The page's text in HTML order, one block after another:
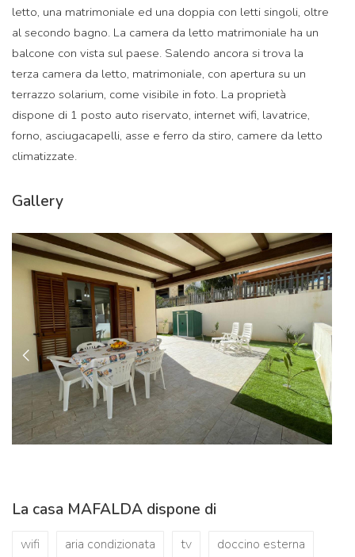
letto, una matrimoniale ed una doppia con letti singoli, oltre
al secondo bagno. La camera da letto matrimoniale ha un
balcone con vista sul paese. Salendo ancora si trova la
terza camera da letto, matrimoniale, con apertura su un
terrazzo solarium, come visibile in foto. La proprietà
dispone di 1 posto auto riservato, internet wifi, lavatrice,
forno, asciugacapelli, asse e ferro da stiro, camere da letto
climatizzate.
Gallery
La casa MAFALDA dispone di
wifi aria condizionata tv
doccino esterna